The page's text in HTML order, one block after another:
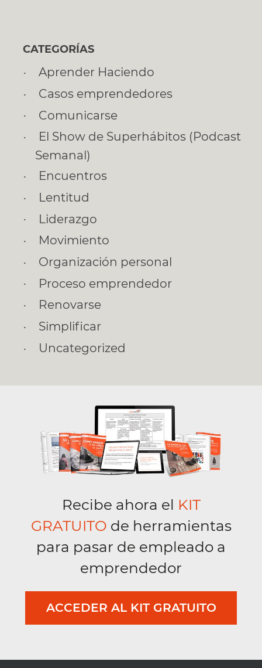
CATEGORÍAS
Aprender Haciendo
Casos emprendedores
Comunicarse
El Show de Superhábitos (Podcast
Semanal)
Encuentros
Lentitud
Liderazgo
Movimiento
Organización personal
Proceso emprendedor
Renovarse
Simplificar
Uncategorized
Recibe ahora el KIT
GRATUITO de herramientas
para pasar de empleado a
emprendedor
ACCEDER AL KIT GRATUITO